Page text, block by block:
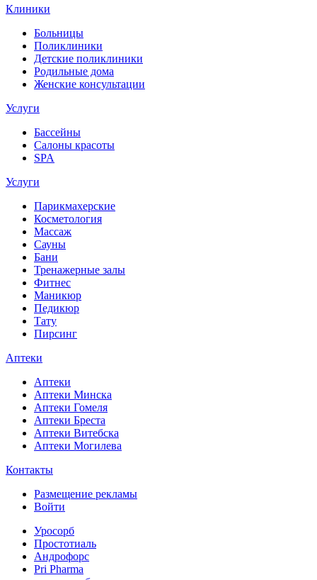
Клиники
Больницы
Поликлиники
Детские поликлиники
Родильные дома
Женские консультации
Услуги
Бассейны
Салоны красоты
SPA
Услуги
Парикмахерские
Косметология
Массаж
Сауны
Бани
Тренажерные залы
Фитнес
Маникюр
Педикюр
Тату
Пирсинг
Аптеки
Аптеки
Аптеки Минска
Аптеки Гомеля
Аптеки Бреста
Аптеки Витебска
Аптеки Могилева
Контакты
Размещение рекламы
Войти
Уросорб
Простотиаль
Андрофорс
Pri Pharma